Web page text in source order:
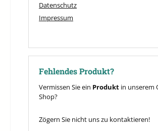
Datenschutz
Impressum
Fehlendes Produkt?
Vermissen Sie ein Produkt in unserem
Shop?
Zögern Sie nicht uns zu kontaktieren!